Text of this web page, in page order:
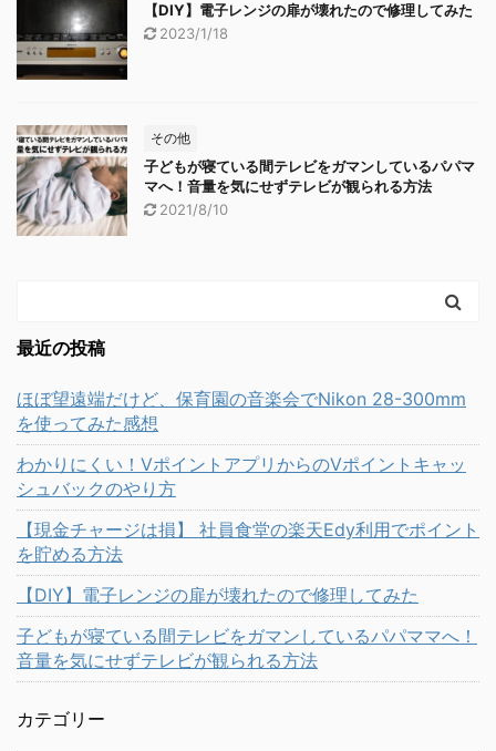
【DIY】電子レンジの扉が壊れたので修理してみた
2023/1/18
その他
子どもが寝ている間テレビをガマンしているパパマ
マへ！音量を気にせずテレビが観られる方法
2021/8/10
最近の投稿
ほぼ望遠端だけど、保育園の音楽会でNikon 28-300mm
を使ってみた感想
わかりにくい！VポイントアプリからのVポイントキャッ
シュバックのやり方
【現金チャージは損】 社員食堂の楽天Edy利用でポイント
を貯める方法
【DIY】電子レンジの扉が壊れたので修理してみた
子どもが寝ている間テレビをガマンしているパパママへ！
音量を気にせずテレビが観られる方法
カテゴリー